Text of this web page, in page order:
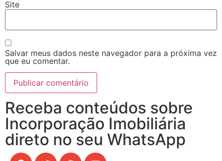
Site
Salvar meus dados neste navegador para a próxima vez
que eu comentar.
Receba conteúdos sobre
Incorporação Imobiliária
direto no seu WhatsApp